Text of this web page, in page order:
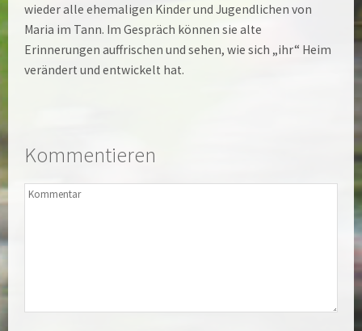
wieder alle ehemaligen Kinder und Jugendlichen von
Maria im Tann. Im Gespräch können sie alte
Erinnerungen auffrischen und sehen, wie sich „ihr“ Heim
verändert und entwickelt hat.
Kommentieren